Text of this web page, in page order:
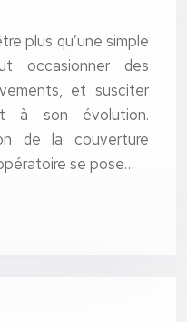
plus qu’une simple
occasionner des
et susciter
à son évolution.
de la couverture
se pose…